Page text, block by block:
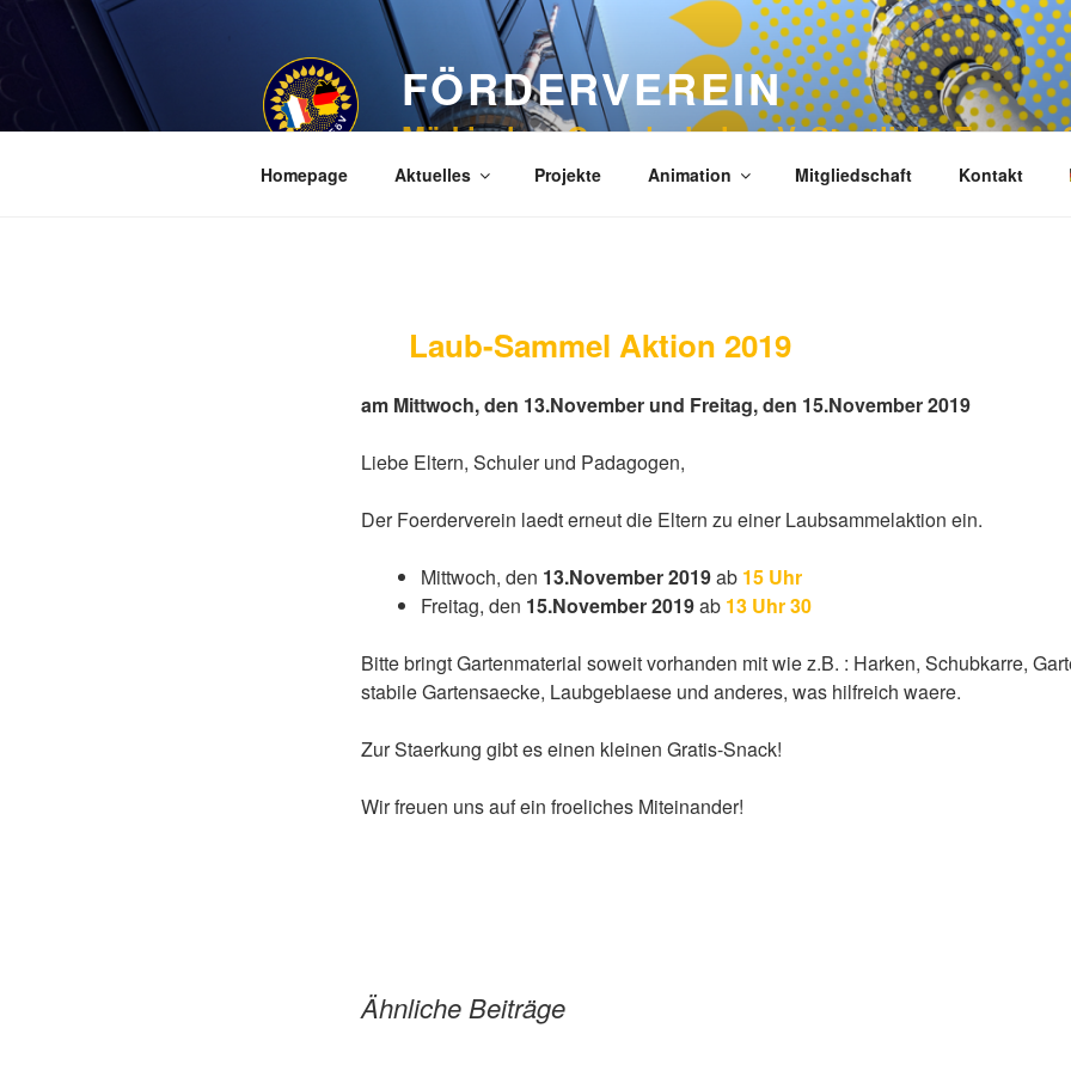
FÖRDERVEREIN
Märkischen Grundschule e.V. Staatliche
Homepage Aktuelles Projekte Animation Mitgliedschaft Kontakt
Laub-Sammel Aktion 2019
am Mittwoch, den 13.November und Freitag, den 15.November 2019
Liebe Eltern, Schuler und Padagogen,
Der Foerderverein laedt erneut die Eltern zu einer Laubsammelaktion ein.
Mittwoch, den 13.November 2019ab 15 Uhr
Freitag, den 15.November 2019ab 13 Uhr 30
Bitte bringt Gartenmaterial soweit vorhanden mit wie z.B. : Harken, Schubkarre,
stabile Gartensaecke, Laubgeblaese und anderes, was hilfreich waere.
Zur Staerkung gibt es einen kleinen Gratis-Snack!
Wir freuen uns auf ein froeliches Miteinander!
Ähnliche Beiträge